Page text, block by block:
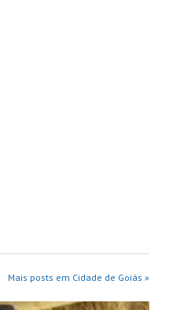
Mais posts em Cidade de Goiás »